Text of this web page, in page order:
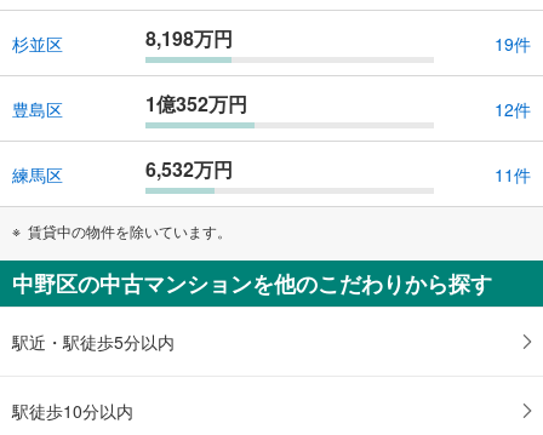
杉並区 8,198万円 19件
豊島区 1億352万円 12件
練馬区 6,532万円 11件
賃貸中の物件を除いています。
中野区の中古マンションを他のこだわりから探す
駅近・駅徒歩5分以内
駅徒歩10分以内